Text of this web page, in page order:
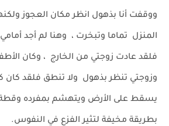
ووقفت أنا بذهول انظر مكان العجوز
المنزل تماما وتبخرت ، وهنا لم أجد
فلقد عادت زوجتي من الخارج ، وكان
وزوجتي تنظر بذهول ولا تنطق فلقد
يسقط على الأرض ويتهشم بمفرده وقطة
بطريقة مخيفة لتثير الفزع في النفوس.